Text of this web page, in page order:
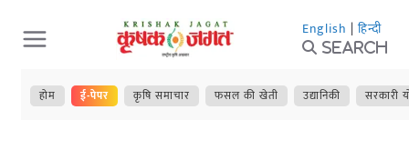
Skip
to
content
English | हिन्दी
Search
होम ई-पेपर कृषि समाचार फसल की खेती उद्यानिकी सरकारी